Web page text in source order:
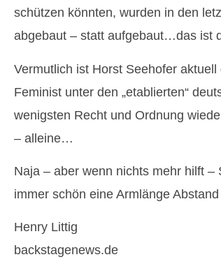
schützen könnten, wurden in den
abgebaut – statt aufgebaut…das ist
Vermutlich ist Horst Seehofer aktuell
Feminist unter den „etablierten“
wenigsten Recht und Ordnung
– alleine…
Naja – aber wenn nichts mehr hilft
immer schön eine Armlänge
Henry Littig
backstagenews.de